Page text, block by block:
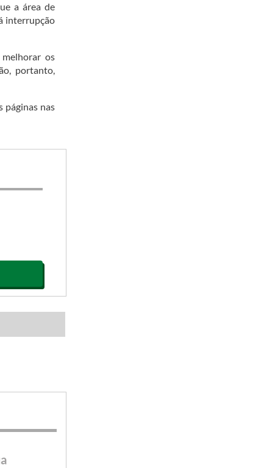
a área de
interrupção
os
portanto,
páginas nas